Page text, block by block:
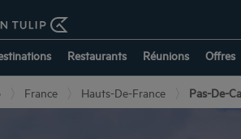
Restaurants Réunions Offres
France Hauts-De-France Pas-De-